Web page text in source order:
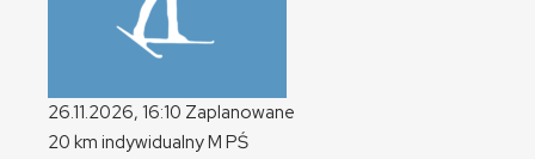
26.11.2026, 16:10 Zaplanowane
20 km indywidualnyM PŚ